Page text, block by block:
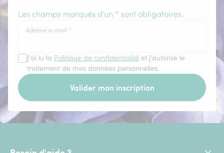
Les champs marqués d'un * sont obligatoires.
Adresse e-mail *
J'ai lu la Politique de confidentialité et j'autorise le
traitement de mes données personnelles.
Valider mon inscription